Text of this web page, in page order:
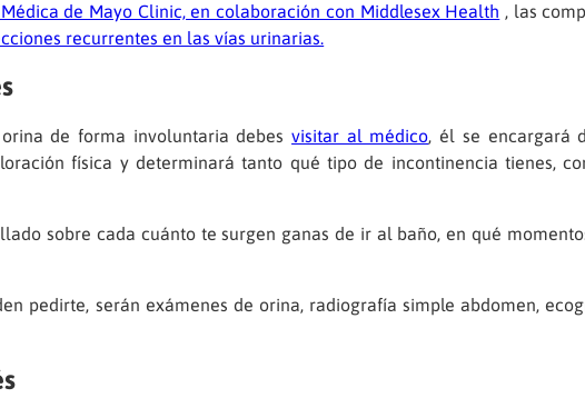
de Mayo Clinic, en colaboración con Middlesex Health , las
recurrentes en las vías urinarias.
de forma involuntaria debesvisitar al médico, él se encargará
física y determinará tanto qué tipo de incontinencia tienes,
sobre cada cuánto te surgen ganas de ir al baño, en qué
pedirte, serán exámenes de orina, radiografía simple abdomen,